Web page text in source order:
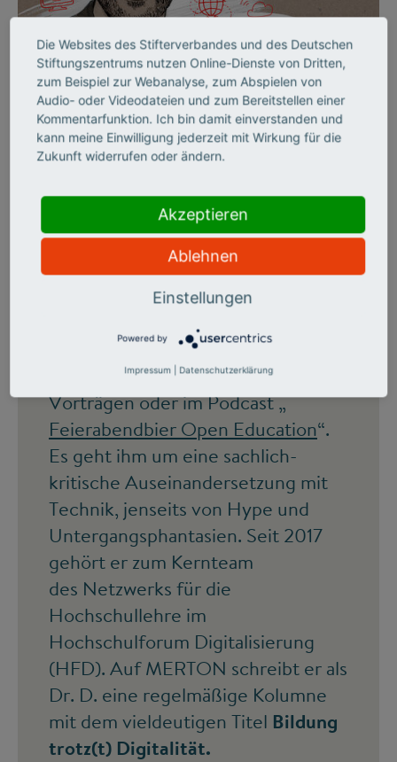
BILDUNG TROTZ(T)
Markus Deimann beschäftigt sich
seit 2001 mit Bildung und
Digitalisierung. Er arbeitete an
verschiedenen Hochschulen und
promovierte und habilitierte im
Fach Bildungswissenschaft. Er
provoziert gerne mit Texten,
Vorträgen oder im Podcast „
Feierabendbier Open Education“.
Es geht ihm um eine sachlich-
kritische Auseinandersetzung mit
Technik, jenseits von Hype und
Untergangsphantasien. Seit 2017
gehört er zum Kernteam
des Netzwerks für die
Hochschullehre im
Hochschulforum Digitalisierung
(HFD). Auf MERTON schreibt er als
Dr. D. eine regelmäßige Kolumne
mit dem vieldeutigen Titel Bildung
trotz(t) Digitalität.
Die Websites des Stifterverbandes und des Deutschen
Stiftungszentrums nutzen Online-Dienste von Dritten,
zum Beispiel zur Webanalyse, zum Abspielen von
Audio- oder Videodateien und zum Bereitstellen einer
Kommentarfunktion. Ich bin damit einverstanden und
kann meine Einwilligung jederzeit mit Wirkung für die
Zukunft widerrufen oder ändern.
Akzeptieren
Ablehnen
Einstellungen
Powered by
Impressum Datenschutzerklärung